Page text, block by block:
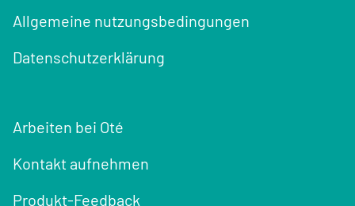
Allgemeine nutzungsbedingungen
Datenschutzerklärung
Arbeiten bei Oté
Kontakt aufnehmen
Produkt-Feedback